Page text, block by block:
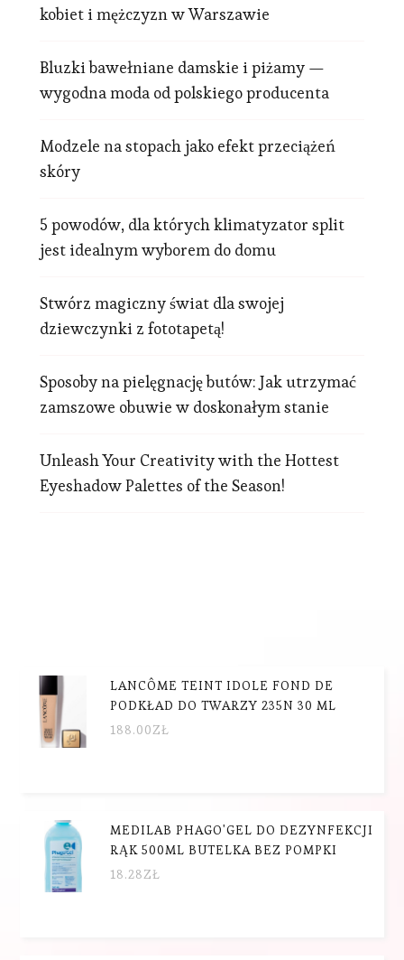
kobiet i mężczyzn w Warszawie
Bluzki bawełniane damskie i piżamy —
wygodna moda od polskiego producenta
Modzele na stopach jako efekt przeciążeń
skóry
5 powodów, dla których klimatyzator split
jest idealnym wyborem do domu
Stwórz magiczny świat dla swojej
dziewczynki z fototapetą!
Sposoby na pielęgnację butów: Jak utrzymać
zamszowe obuwie w doskonałym stanie
Unleash Your Creativity with the Hottest
Eyeshadow Palettes of the Season!
LANCÔME TEINT IDOLE FOND DE
PODKŁAD DO TWARZY 235N 30 ML
188.00ZŁ
MEDILAB PHAGO'GEL DO DEZYNFEKCJI
RĄK 500ML BUTELKA BEZ POMPKI
18.28ZŁ